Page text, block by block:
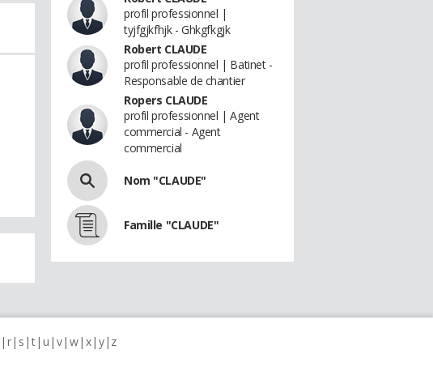
profil professionnel |
tyjfgjkfhjk - Ghkgfkgjk
Robert CLAUDE
profil professionnel | Batinet -
Responsable de chantier
Ropers CLAUDE
profil professionnel | Agent
commercial - Agent
commercial
Nom "CLAUDE"
Famille "CLAUDE"
r s t u v w x y z